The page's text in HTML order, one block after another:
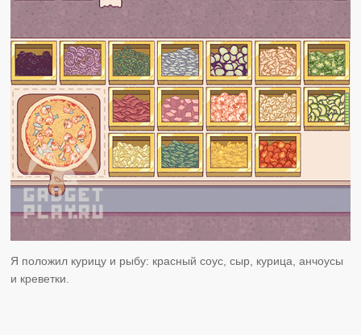
Я положил курицу и рыбу: красный соус, сыр, курица, анчоусы
и креветки.